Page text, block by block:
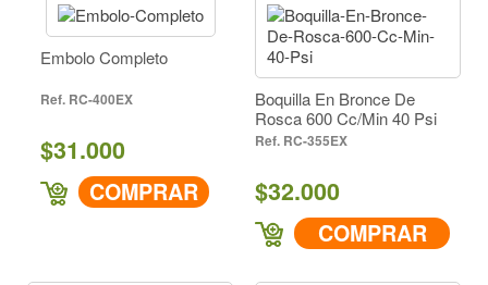
Embolo Completo
RC-400EX
$31.000
COMPRAR
Boquilla En Bronce De
Rosca 600 Cc/Min 40 Psi
RC-355EX
$32.000
COMPRAR